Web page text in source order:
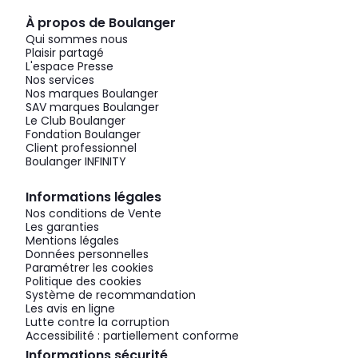
À propos de Boulanger
Qui sommes nous
Plaisir partagé
L'espace Presse
Nos services
Nos marques Boulanger
SAV marques Boulanger
Le Club Boulanger
Fondation Boulanger
Client professionnel
Boulanger INFINITY
Informations légales
Nos conditions de Vente
Les garanties
Mentions légales
Données personnelles
Paramétrer les cookies
Politique des cookies
Système de recommandation
Les avis en ligne
Lutte contre la corruption
Accessibilité : partiellement conforme